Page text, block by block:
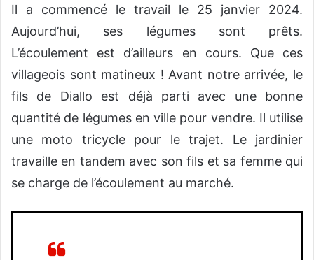
Il a commencé le travail le 25 janvier 2024.
Aujourd’hui, ses légumes sont prêts.
L’écoulement est d’ailleurs en cours. Que ces
villageois sont matineux ! Avant notre arrivée, le
fils de Diallo est déjà parti avec une bonne
quantité de légumes en ville pour vendre. Il utilise
une moto tricycle pour le trajet. Le jardinier
travaille en tandem avec son fils et sa femme qui
se charge de l’écoulement au marché.